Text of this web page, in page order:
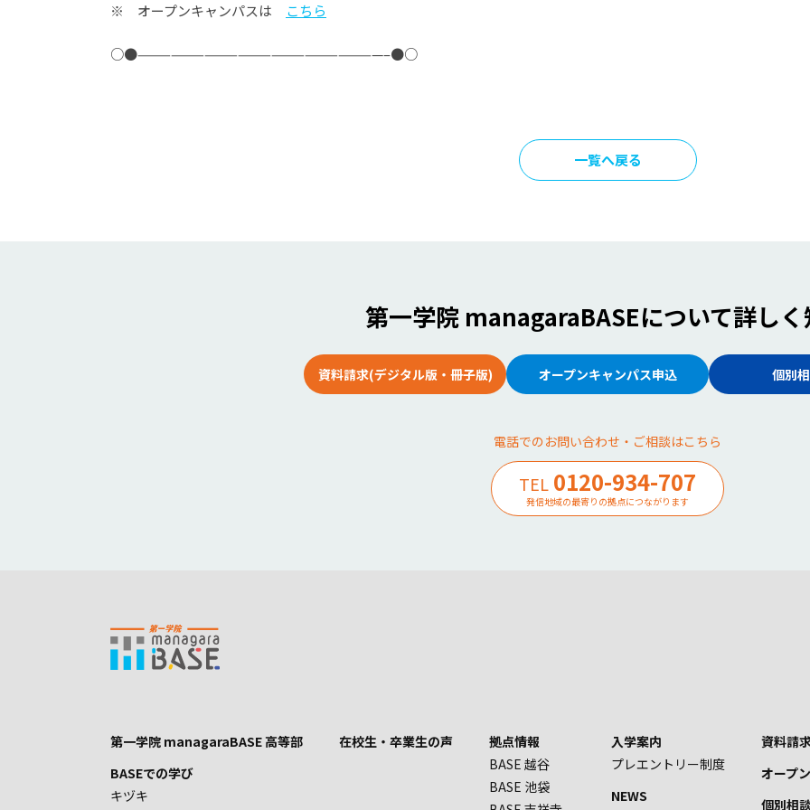
※ オープンキャンパスは こちら
○●——————————————————————–●○
一覧へ戻る
第一学院 managaraBASEについて詳しく
資料請求(デジタル版・冊子版) オープンキャンパス申込 個別
電話でのお問い合わせ・ご相談はこちら
TEL 0120-934-707
発信地域の最寄りの拠点につながります
第一学院 managaraBASE 高等部
BASEでの学び
キヅキ
在校生・卒業生の声
拠点情報
BASE 越谷
BASE 池袋
入学案内
プレエントリー制度
NEWS
資料請
オープ
個別相